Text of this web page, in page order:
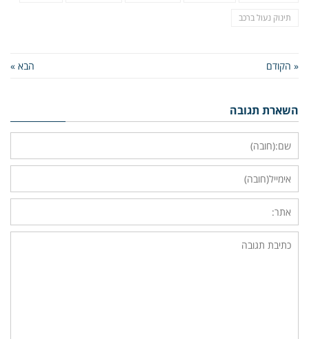
תינוק נעול ברכב
« הקודם הבא »
השארת תגובה